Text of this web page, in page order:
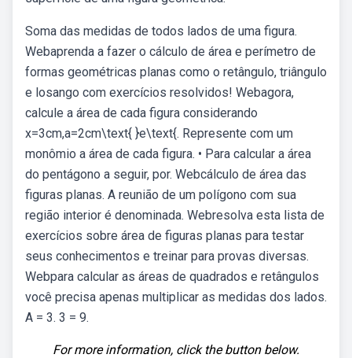
Soma das medidas de todos lados de uma figura.
Webaprenda a fazer o cálculo de área e perímetro de
formas geométricas planas como o retângulo, triângulo
e losango com exercícios resolvidos! Webagora,
calcule a área de cada figura considerando
x=3cm,a=2cm\text{ }e\text{. Represente com um
monômio a área de cada figura. • Para calcular a área
do pentágono a seguir, por. Webcálculo de área das
figuras planas. A reunião de um polígono com sua
região interior é denominada. Webresolva esta lista de
exercícios sobre área de figuras planas para testar
seus conhecimentos e treinar para provas diversas.
Webpara calcular as áreas de quadrados e retângulos
você precisa apenas multiplicar as medidas dos lados.
A = 3. 3 = 9.
For more information, click the button below.